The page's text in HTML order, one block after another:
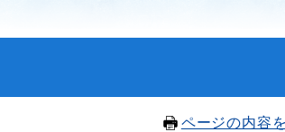
ページの内容